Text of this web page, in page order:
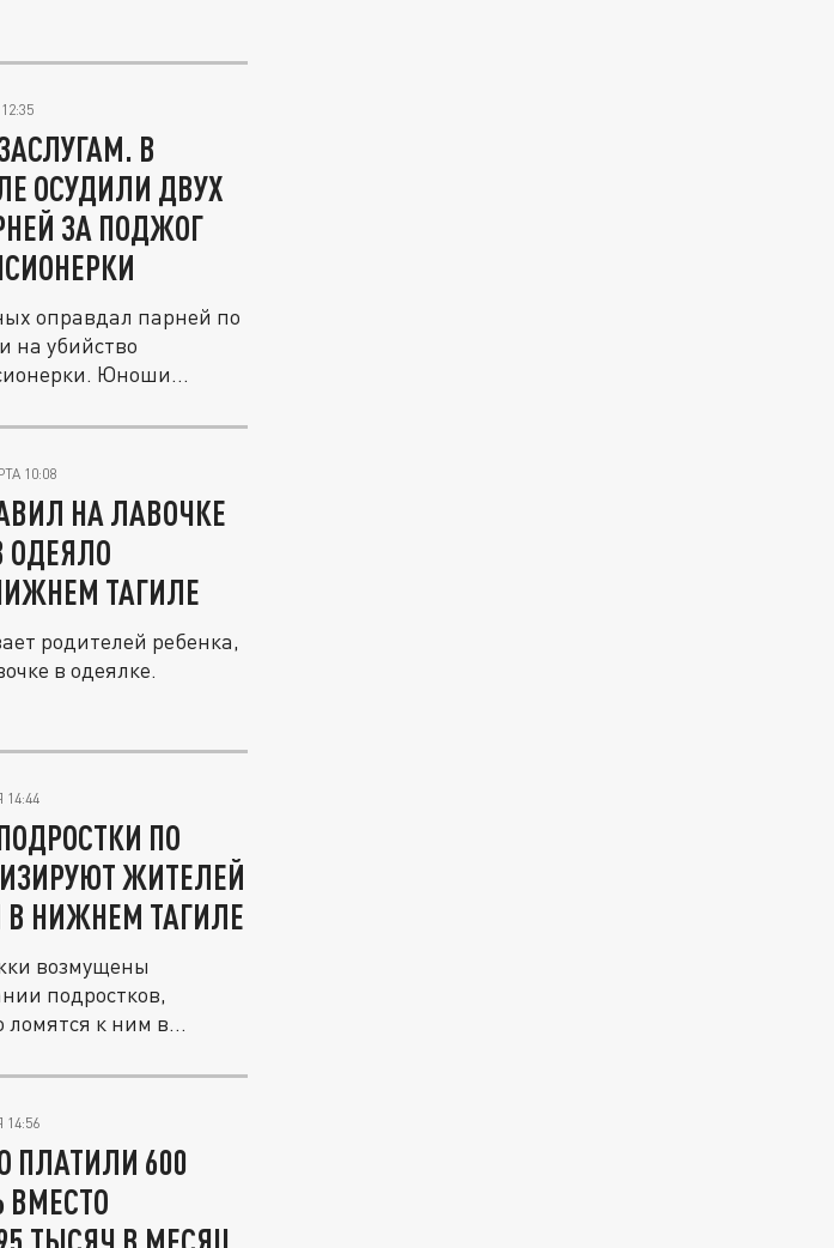
В
ОСУДИЛИ ДВУХ
ЗА ПОДЖОГ
оправдал парней по
на убийство
Юноши
10:08
НА ЛАВОЧКЕ
ОДЕЯЛО
ТАГИЛЕ
родителей ребенка,
в одеялке.
ПО
ЖИТЕЛЕЙ
НИЖНЕМ ТАГИЛЕ
возмущены
подростков,
ломятся к ним в
ПЛАТИЛИ 600
ВМЕСТО